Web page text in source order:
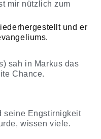
mir nützlich zum
und er
sah in Markus das
Chance.
seine Engstirnigkeit
wissen viele.